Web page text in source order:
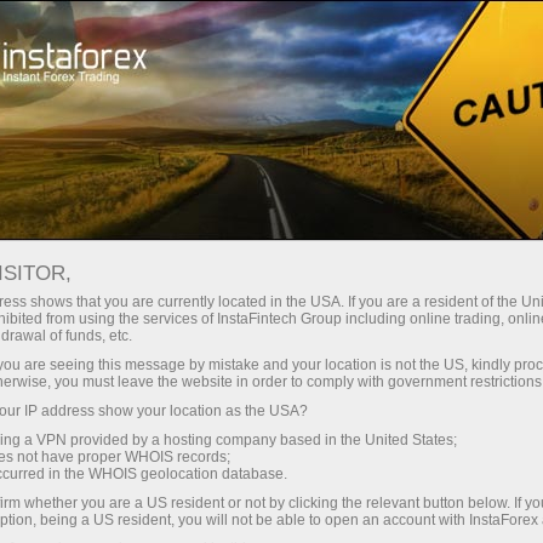
Промоакции События Трейдинг на высоте
Трейдинг на высоте с
ИнстаФорекс
Наша компания всегда стремится
предоставлять своим клиентам и партнерам
самые качественные услуги. Этот тренд
прослеживается абсолютно во всем. Мы
предлагаем широчайший спектр
финансовых инструментов, обеспечиваем
shows that you are currently located in the USA. If you are a resident of the
from using the services of InstaFintech Group including online trading,
of funds, etc.
are seeing this message by mistake and your location is not the US, kindly
you must leave the website in order to comply with government
IP address show your location as the USA?
a VPN provided by a hosting company based in the United States;
not have proper WHOIS records;
in the WHOIS geolocation database.
whether you are a US resident or not by clicking the relevant button below. If
being a US resident, you will not be able to open an account with InstaForex